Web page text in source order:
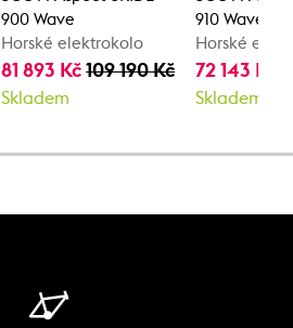
900 Wave
Horské elektrokolo
81 893 Kč109 190 Kč
Skladem
910 Wave
Horské
72 143 Kč
Skladem